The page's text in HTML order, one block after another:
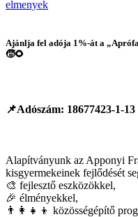
Ajánlja fel adója 1%-át a
🧒🌻
📌Adószám: 18677423-1-13
Alapítványunk az Apponyi
kisgyermekeinek fejlődését
🎨 fejlesztő eszközökkel,
🎉 élményekkel,
👨‍👩‍👧‍👦 közösségépítő